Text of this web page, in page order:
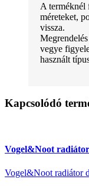
A terméknél
méreteket,
vissza.
vegye
használt
Kapcsolódó
Vogel&Noot
Vogel&Noot radiátor